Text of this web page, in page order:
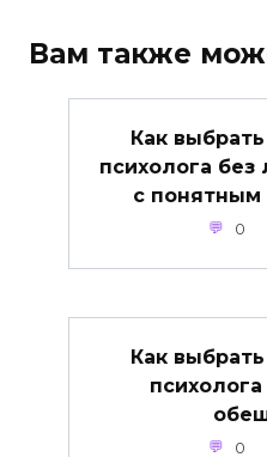
Вам также
Как
психолога
с понятным
0
Как
0